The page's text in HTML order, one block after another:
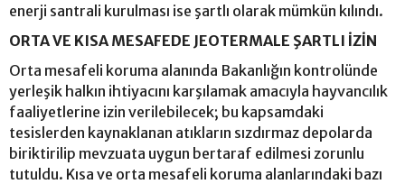
enerji santrali kurulması ise şartlı olarak mümkün kılındı.
ORTA VE KISA MESAFEDE JEOTERMALE ŞARTLI İZİN
Orta mesafeli koruma alanında Bakanlığın kontrolünde
yerleşik halkın ihtiyacını karşılamak amacıyla hayvancılık
faaliyetlerine izin verilebilecek; bu kapsamdaki
tesislerden kaynaklanan atıkların sızdırmaz depolarda
biriktirilip mevzuata uygun bertaraf edilmesi zorunlu
tutuldu. Kısa ve orta mesafeli koruma alanlarındaki bazı